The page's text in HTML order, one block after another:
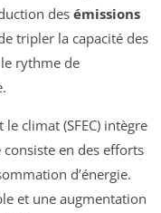
des émissions
tripler la capacité des
rythme de
climat (SFEC) intègre
en des efforts
d’énergie.
et une augmentation